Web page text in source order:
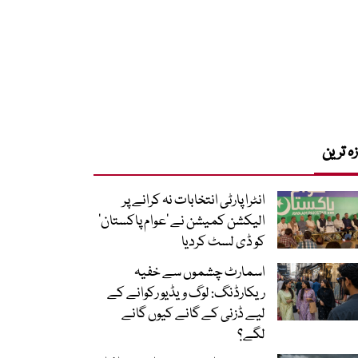
ترین
انٹرا پارٹی انتخابات نہ کرانے پر
الیکشن کمیشن نے ’عوام پاکستان‘
کو ڈی لسٹ کردیا
اسمارٹ چشموں سے خفیہ
ریکارڈنگ: لوگ ویڈیو رکوانے کے
لیے ڈزنی کے گانے کیوں گانے
لگے؟